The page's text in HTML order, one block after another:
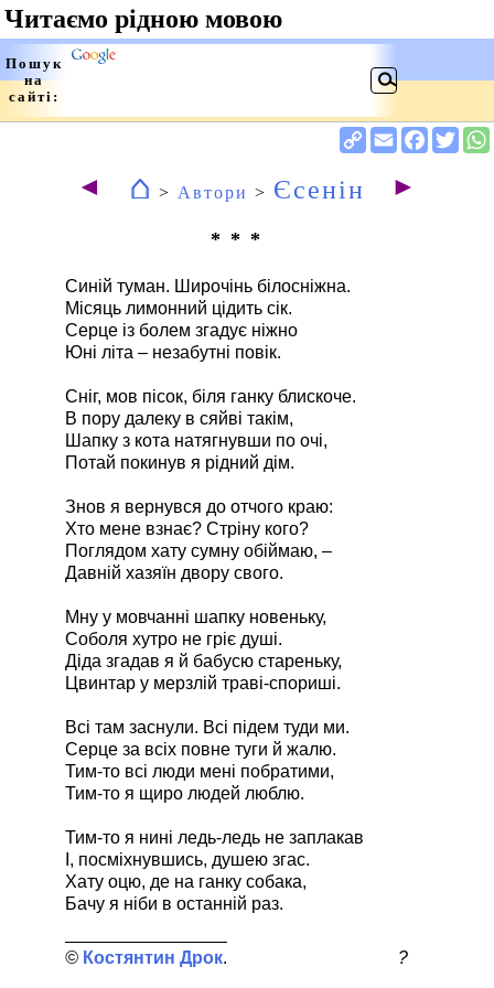
◄ ⌂ > Автори > Єсенін ►
* * *
Синій туман. Широчінь білосніжна.
Місяць лимонний цідить сік.
Серце із болем згадує ніжно
Юні літа – незабутні повік.
Сніг, мов пісок, біля ганку блискоче.
В пору далеку в сяйві такім,
Шапку з кота натягнувши по очі,
Потай покинув я рідний дім.
Знов я вернувся до отчого краю:
Хто мене взнає? Стріну кого?
Поглядом хату сумну обіймаю, –
Давній хазяїн двору свого.
Мну у мовчанні шапку новеньку,
Соболя хутро не гріє душі.
Діда згадав я й бабусю стареньку,
Цвинтар у мерзлій траві-спориші.
Всі там заснули. Всі підем туди ми.
Серце за всіх повне туги й жалю.
Тим-то всі люди мені побратими,
Тим-то я щиро людей люблю.
Тим-то я нині ледь-ледь не заплакав
І, посміхнувшись, душею згас.
Хату оцю, де на ганку собака,
Бачу я ніби в останній раз.
Костянтин Дрок ?